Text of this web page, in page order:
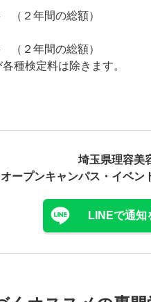
２年間の総額）
２年間の総額）
種検定料は除きます。
埼玉県理容美
オープンキャンパス・ イベン
LINEで通知